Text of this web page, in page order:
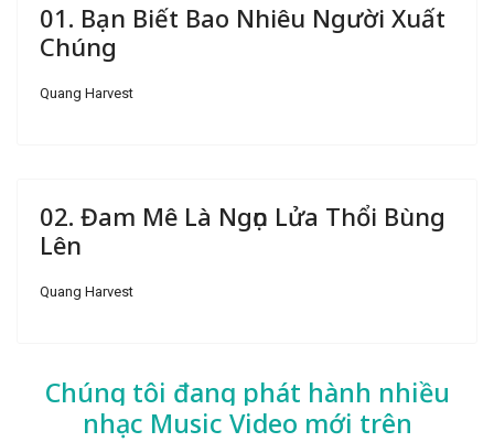
01. Bạn Biết Bao Nhiêu Người Xuất
Chúng
Quang Harvest
02. Đam Mê Là Ngọn Lửa Thổi Bùng
Lên
Quang Harvest
Chúng tôi đang phát hành nhiều
nhạc Music Video mới trên